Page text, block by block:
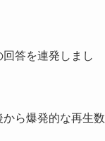
答を連発しまし
ら爆発的な再生数